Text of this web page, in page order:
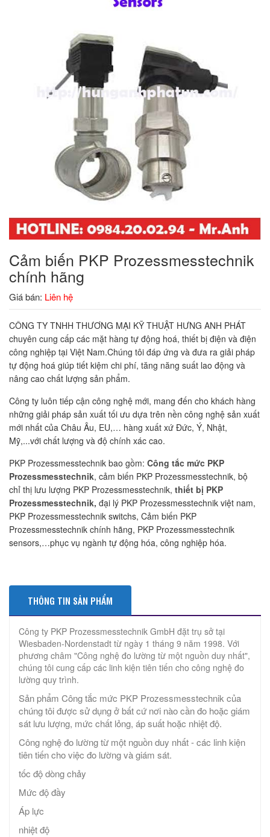
Cảm biến PKP Prozessmesstechnik
chính hãng
Giá bán: Liên hệ
CÔNG TY TNHH THƯƠNG MẠI KỸ THUẬT HƯNG ANH PHÁT
chuyên cung cấp các mặt hàng tự động hoá, thiết bị điện và điện
công nghiệp tại Việt Nam.Chúng tôi đáp ứng và đưa ra giải pháp
tự động hoá giúp tiết kiệm chi phí, tăng năng suất lao động và
nâng cao chất lượng sản phẩm.
Công ty luôn tiếp cận công nghệ mới, mang đến cho khách hàng
những giải pháp sản xuất tối ưu dựa trên nền công nghệ sản xuất
mới nhất của Châu Âu, EU,… hàng xuất xứ Đức, Ý, Nhật,
Mỹ,...với chất lượng và độ chính xác cao.
PKP Prozessmesstechnik bao gồm: Công tắc mức PKP
Prozessmesstechnik, cảm biến PKP Prozessmesstechnik, bộ
chỉ thị lưu lượng PKP Prozessmesstechnik, thiết bị PKP
Prozessmesstechnik, đại lý PKP Prozessmesstechnik việt nam,
PKP Prozessmesstechnik switchs, Cảm biến PKP
Prozessmesstechnik chính hãng, PKP Prozessmesstechnik
sensors,…phục vụ ngành tự động hóa, công nghiệp hóa.
THÔNG TIN SẢN PHẨM
Công ty PKP Prozessmesstechnik GmbH đặt trụ sở tại
Wiesbaden-Nordenstadt từ ngày 1 tháng 9 năm 1998. Với
phương châm "Công nghệ đo lường từ một nguồn duy nhất",
chúng tôi cung cấp các linh kiện tiên tiến cho công nghệ đo
lường quy trình.
Sản phẩm Công tắc mức PKP Prozessmesstechnik của
chúng tôi được sử dụng ở bất cứ nơi nào cần đo hoặc giám
sát lưu lượng, mức chất lỏng, áp suất hoặc nhiệt độ.
Công nghệ đo lường từ một nguồn duy nhất - các linh kiện
tiên tiến cho việc đo lường và giám sát.
tốc độ dòng chảy
Mức độ đầy
Áp lực
nhiệt độ